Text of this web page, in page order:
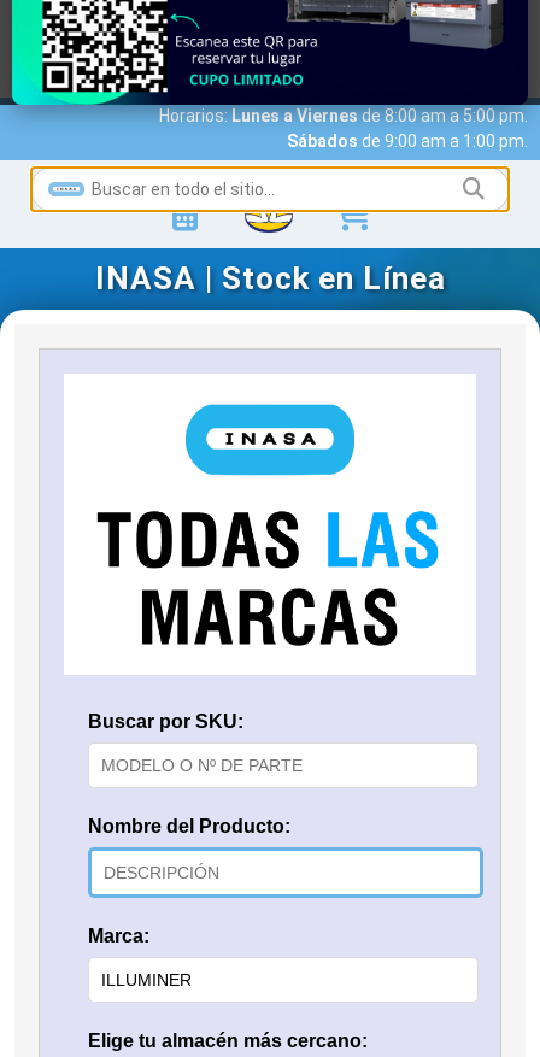
MARCAS ACCESO A CLIENTES
SERVICIOS
NOTICIAS
NOSOTROS
Horarios:Lunes a Viernesde 8:00 am a 5:00 pm.
Sábados de 9:00 am a 1:00 pm.
INASA | Stock en Línea
Buscar por SKU:
Nombre del Producto:
Marca:
Elige tu almacén más cercano: